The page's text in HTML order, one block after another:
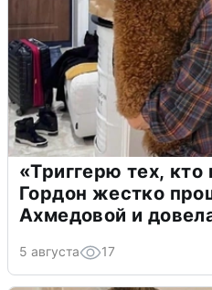
«Триггерю тех, кто
Гордон жестко
Ахмедовой и
5 августа 17